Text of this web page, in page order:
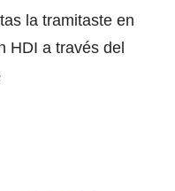
la tramitaste en
HDI a través del